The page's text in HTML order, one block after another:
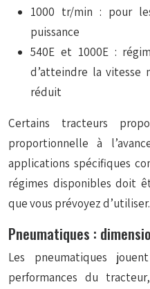
1000 tr/min : pour
puissance
540E et 1000E :
d’atteindre la vitesse
réduit
Certains tracteurs
proportionnelle à
applications spécifiques
régimes disponibles doit
que vous prévoyez d’utiliser.
Pneumatiques :
Les pneumatiques
performances du